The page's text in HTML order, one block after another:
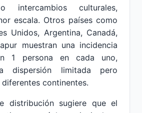
intercambios culturales,
escala. Otros países como
Unidos, Argentina, Canadá,
muestran una incidencia
1 persona en cada uno,
dispersión limitada pero
continentes.
distribución sugiere que el